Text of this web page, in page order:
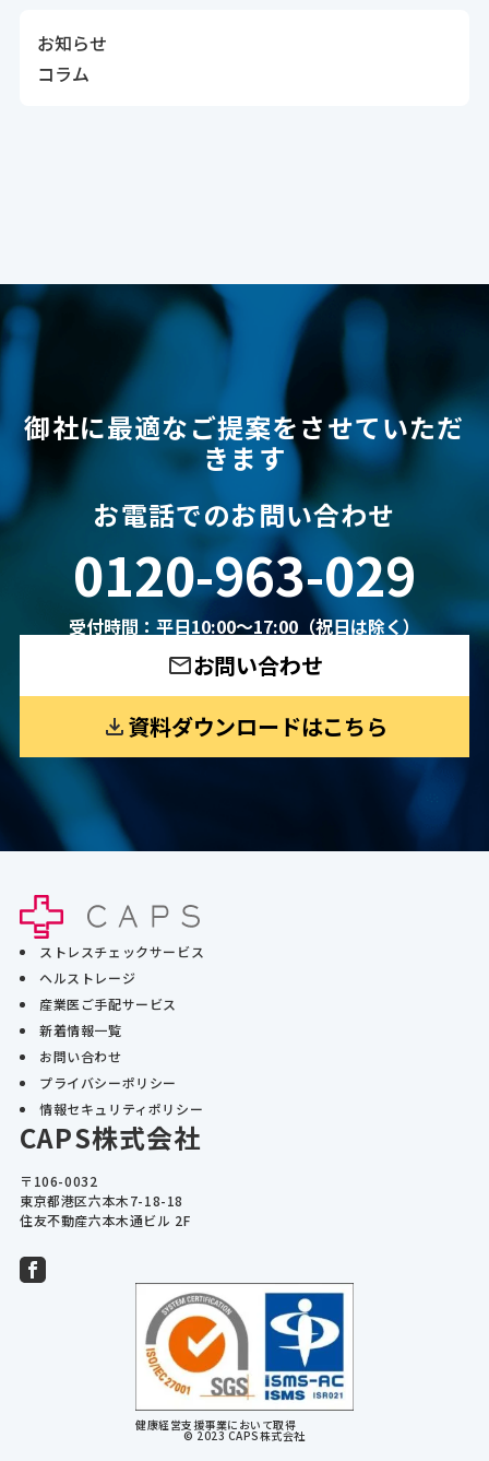
お知らせ
コラム
御社に最適なご提案をさせていただ
きます
お電話でのお問い合わせ
0120-963-029
受付時間：平日10:00〜17:00（祝日は除く）
お問い合わせ
資料ダウンロードはこちら
CAPS株式会社
〒106-0032
東京都港区六本木7-18-18
住友不動産六本木通ビル 2F
ストレスチェックサービス
ヘルストレージ
産業医ご手配サービス
新着情報一覧
お問い合わせ
プライバシーポリシー
情報セキュリティポリシー
健康経営支援事業において取得
© 2023 CAPS株式会社